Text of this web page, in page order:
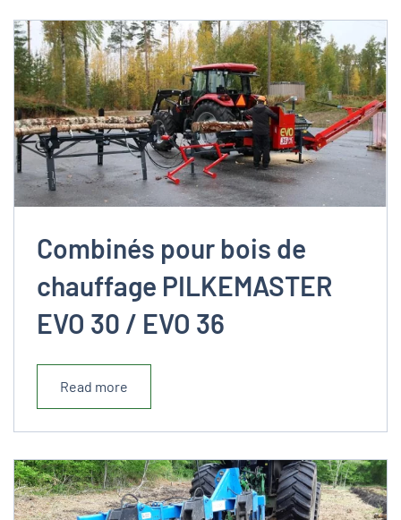
Combinés pour bois de
chauffage PILKEMASTER
EVO 30 / EVO 36
Read more